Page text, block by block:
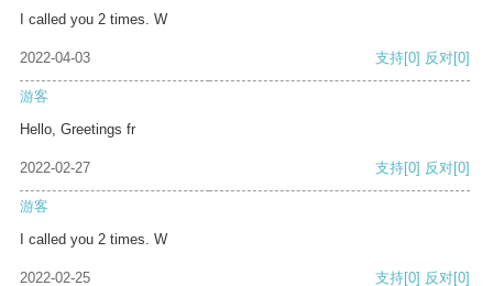
I called you 2 times. W
2022-04-03 支持[0] 反对[0]
游客
Hello, Greetings fr
2022-02-27 支持[0] 反对[0]
游客
I called you 2 times. W
2022-02-25 支持[0] 反对[0]